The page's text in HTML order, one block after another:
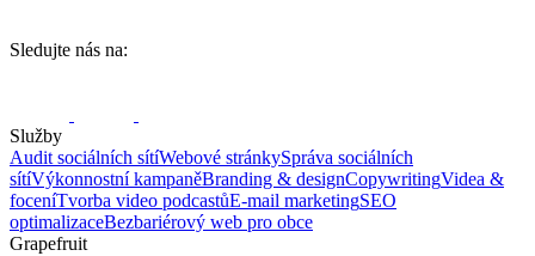
Sledujte nás na:
Služby
Audit sociálních sítíWebové stránkySpráva sociálních
sítíVýkonnostní kampaněBranding & designCopywritingVidea &
foceníTvorba video podcastůE-mail marketingSEO
optimalizaceBezbariérový web pro obce
Grapefruit